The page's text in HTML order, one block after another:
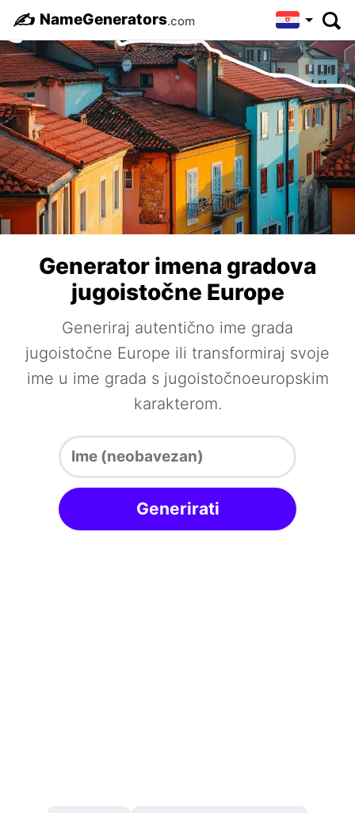
✍️ NameGenerators.com
Generator imena gradova
jugoistočne Europe
Generiraj autentično ime grada
jugoistočne Europe ili transformiraj svoje
ime u ime grada s jugoistočnoeuropskim
karakterom.
Generirati